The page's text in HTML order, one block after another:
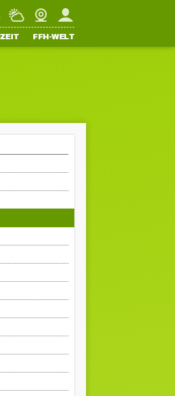
WetterWebcamMein FFH
FFH-WELT